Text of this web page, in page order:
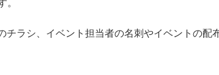
チラシ、イベント担当者の名刺やイベントの配